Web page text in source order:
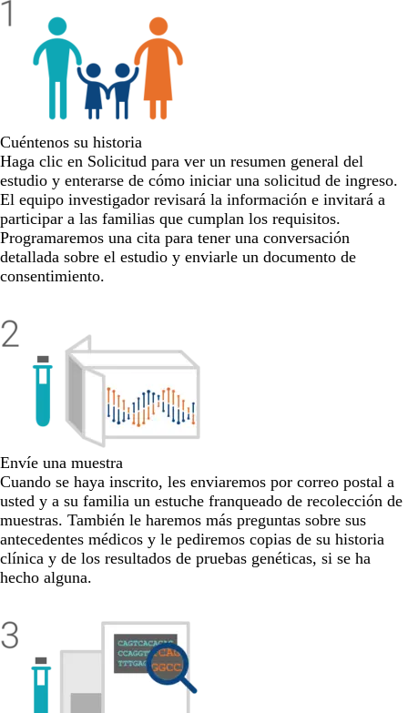
Cuéntenos su historia
Haga clic en Solicitud para ver un resumen general del
estudio y enterarse de cómo iniciar una solicitud de ingreso.
El equipo investigador revisará la información e invitará a
participar a las familias que cumplan los requisitos.
Programaremos una cita para tener una conversación
detallada sobre el estudio y enviarle un documento de
consentimiento.
Envíe una muestra
Cuando se haya inscrito, les enviaremos por correo postal a
usted y a su familia un estuche franqueado de recolección de
muestras. También le haremos más preguntas sobre sus
antecedentes médicos y le pediremos copias de su historia
clínica y de los resultados de pruebas genéticas, si se ha
hecho alguna.